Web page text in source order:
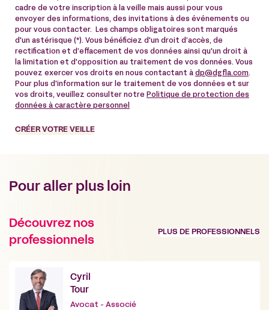
cadre de votre inscription à la veille mais aussi pour vous
envoyer des informations, des invitations à des événements ou
pour vous contacter. Les champs obligatoires sont marqués
d'un astérisque (*). Vous bénéficiez d'un droit d’accès, de
rectification et d’effacement de vos données ainsi qu'un droit à
la limitation et d'opposition au traitement de vos données. Vous
pouvez exercer vos droits en nous contactant à dp@dgfla.com.
Pour plus d'information sur le traitement de vos données et sur
vos droits, veuillez consulter notre Politique de protection des
données à caractère personnel
CRÉER VOTRE VEILLE
Pour aller plus loin
Découvrez nos
professionnels
PLUS DE PROFESSIONNELS
Cyril
Tour
Avocat - Associé